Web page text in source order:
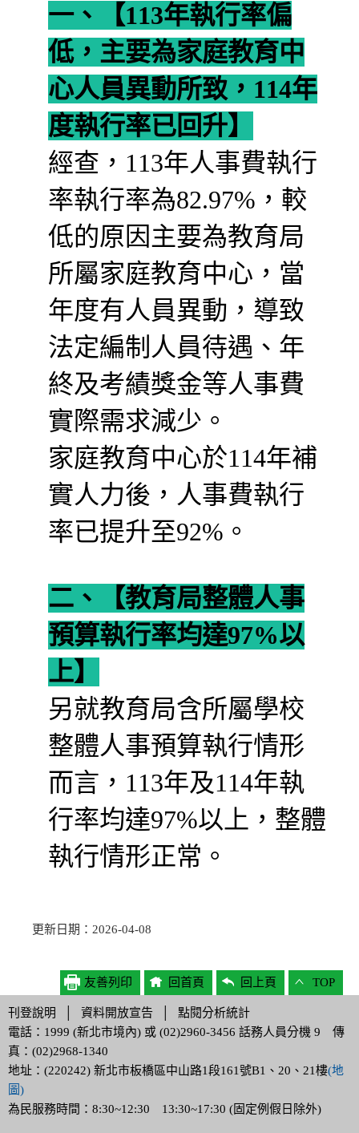
一、【113年執行率偏
低，主要為家庭教育中
心人員異動所致，114年
度執行率已回升】
經查，113年人事費執行
率執行率為82.97%，較
低的原因主要為教育局
所屬家庭教育中心，當
年度有人員異動，導致
法定編制人員待遇、年
終及考績獎金等人事費
實際需求減少。
家庭教育中心於114年補
實人力後，人事費執行
率已提升至92%。
二、【教育局整體人事
預算執行率均達97%以
上】
另就教育局含所屬學校
整體人事預算執行情形
而言，113年及114年執
行率均達97%以上，整體
執行情形正常。
更新日期：2026-04-08
友善列印 回首頁 回上頁 TOP
刊登說明 資料開放宣告
點閱分析統計
電話：1999 (新北市境內) 或 (02)2960-3456 話務人員分機 9 傳
真：(02)2968-1340
地址：(220242) 新北市板橋區中山路1段161號B1、20、21樓(地
圖)
為民服務時間：8:30~12:30 13:30~17:30 (固定例假日除外)